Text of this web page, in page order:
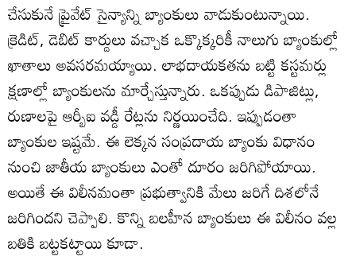
చేసుకునే ప్రైవేట్ సైన్యాన్ని బ్యాంకులు వాడుకుంటున్నాయి.
క్రెడిట్, డెబిట్ కార్డులు వచ్చాక ఒక్కొక్కరికీ నాలుగు బ్యాంకుల్లో
ఖాతాలు అవసరమయ్యాయి. లాభదాయకతను బట్టి కస్టమర్లు
క్షణాల్లో బ్యాంకులను మార్చేస్తున్నారు. ఒకప్పుడు డిపాజిట్లు,
రుణాలపై ఆర్బీఐ వడ్డీ రేట్లను నిర్ణయించేది. ఇప్పుడంతా
బ్యాంకుల ఇష్టమే. ఈ లెక్కన సంప్రదాయ బ్యాంకు విధానం
నుంచి జాతీయ బ్యాంకులు ఎంతో దూరం జరిగిపోయాయి.
అయితే ఈ విలీనమంతా ప్రభుత్వానికి మేలు జరిగే దిశలోనే
జరిగిందని చెప్పాలి. కొన్ని బలహీన బ్యాంకులు ఈ విలీనం వల్ల
బతికి బట్టకట్టాయి కూడా.